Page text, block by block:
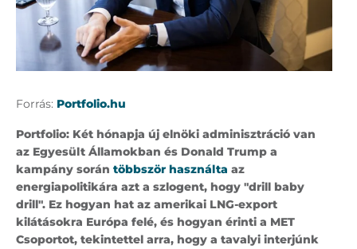
Forrás: Portfolio.hu
Portfolio: Két hónapja új elnöki adminisztráció van
az Egyesült Államokban és Donald Trump a
kampány során többször használta az
energiapolitikára azt a szlogent, hogy "drill baby
drill". Ez hogyan hat az amerikai LNG-export
kilátásokra Európa felé, és hogyan érinti a MET
Csoportot, tekintettel arra, hogy a tavalyi interjúnk